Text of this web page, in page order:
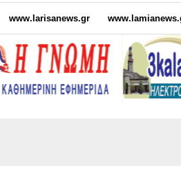
www.larisanews.gr